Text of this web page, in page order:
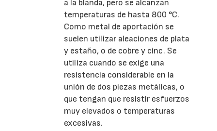
a la blanda, pero se alcanzan
temperaturas de hasta 800 °C.
Como metal de aportación se
suelen utilizar aleaciones de plata
y estaño, o de cobre y cinc. Se
utiliza cuando se exige una
resistencia considerable en la
unión de dos piezas metálicas, o
que tengan que resistir esfuerzos
muy elevados o temperaturas
excesivas.